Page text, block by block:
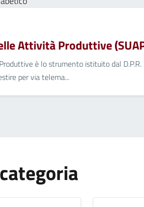
Attività Produttive
è lo strumento istituito dal
per via telema...